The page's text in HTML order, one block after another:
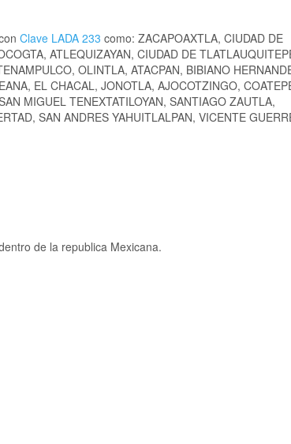
Clave LADA 233 como: ZACAPOAXTLA, CIUDAD DE
ATLEQUIZAYAN, CIUDAD DE
OLINTLA, ATACPAN, BIBIANO
EL CHACAL, JONOTLA, AJOCOTZINGO,
MIGUEL TENEXTATILOYAN, SANTIAGO ZAUTLA,
SAN ANDRES YAHUITLALPAN, VICENTE
de la republica Mexicana.